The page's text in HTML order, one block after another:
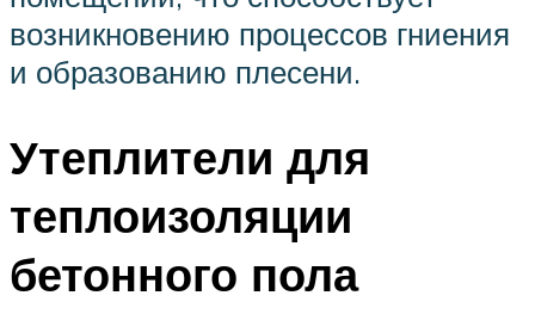
возникновению процессов гниения
и образованию плесени.
Утеплители для
теплоизоляции
бетонного пола